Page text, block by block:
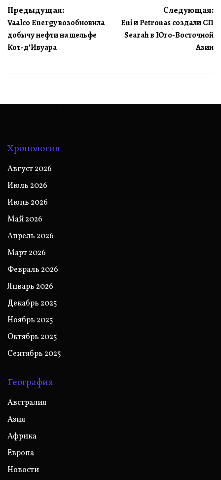
Навигация
по
записям
Предыдущая:
Vaalco Energy возобновила
добычу нефти на шельфе
Кот-д’Ивуара
Следующая:
Eni и Petronas создали СП
Searah в Юго-Восточной
Азии
Хронология
Август 2026
Июль 2026
Июнь 2026
Май 2026
Апрель 2026
Март 2026
Февраль 2026
Январь 2026
Декабрь 2025
Ноябрь 2025
Октябрь 2025
Сентябрь 2025
География
Австралия
Азия
Африка
Европа
Новости